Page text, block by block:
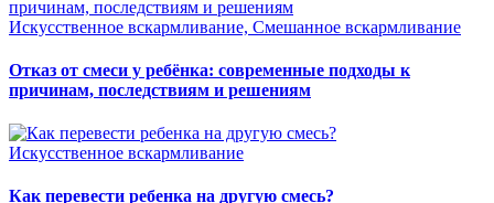
Искусственное вскармливание, Смешанное вскармливание
Отказ от смеси у ребёнка: современные подходы к
причинам, последствиям и решениям
Искусственное вскармливание
Как перевести ребенка на другую смесь?